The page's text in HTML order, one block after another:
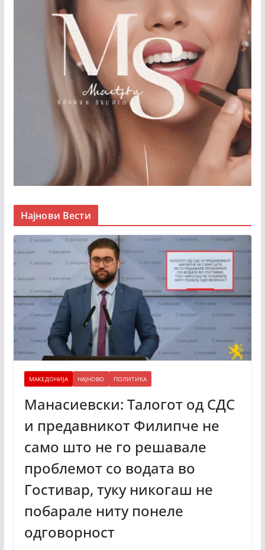
Најнови Вести
МАКЕДОНИЈА НАЈНОВО ПОЛИТИКА
Манасиевски: Талогот од СДС
и предавникот Филипче не
само што не го решавале
проблемот со водата во
Гостивар, туку никогаш не
побарале ниту понеле
одговорност